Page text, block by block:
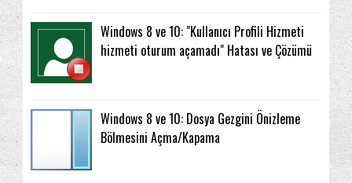
Windows 8 ve 10: "Kullanıcı Profili Hizmeti
hizmeti oturum açamadı" Hatası ve Çözümü
Windows 8 ve 10: Dosya Gezgini Önizleme
Bölmesini Açma/Kapama